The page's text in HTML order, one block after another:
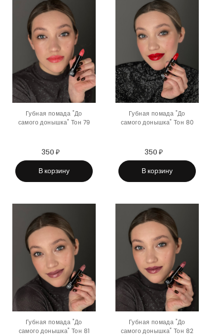
Губная помада "До
самого донышка" Тон 79
Sale
price
350 ₽
price
В корзину
Губная помада "До
самого донышка" Тон 80
Sale
price
350 ₽
price
В корзину
Губная помада "До
самого донышка" Тон 81
Губная помада "До
самого донышка" Тон 82